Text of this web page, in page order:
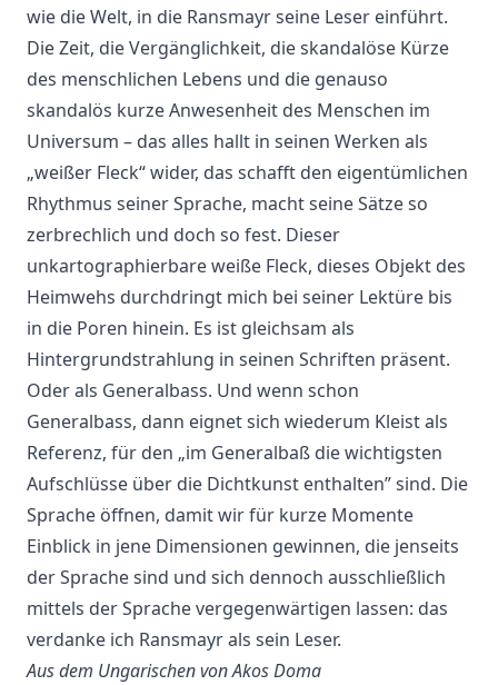
wie die Welt, in die Ransmayr seine Leser einführt.
Die Zeit, die Vergänglichkeit, die skandalöse Kürze
des menschlichen Lebens und die genauso
skandalös kurze Anwesenheit des Menschen im
Universum – das alles hallt in seinen Werken als
„weißer Fleck“ wider, das schafft den eigentümlichen
Rhythmus seiner Sprache, macht seine Sätze so
zerbrechlich und doch so fest. Dieser
unkartographierbare weiße Fleck, dieses Objekt des
Heimwehs durchdringt mich bei seiner Lektüre bis
in die Poren hinein. Es ist gleichsam als
Hintergrundstrahlung in seinen Schriften präsent.
Oder als Generalbass. Und wenn schon
Generalbass, dann eignet sich wiederum Kleist als
Referenz, für den „im Generalbaß die wichtigsten
Aufschlüsse über die Dichtkunst enthalten” sind. Die
Sprache öffnen, damit wir für kurze Momente
Einblick in jene Dimensionen gewinnen, die jenseits
der Sprache sind und sich dennoch ausschließlich
mittels der Sprache vergegenwärtigen lassen: das
verdanke ich Ransmayr als sein Leser.
Aus dem Ungarischen von Akos Doma